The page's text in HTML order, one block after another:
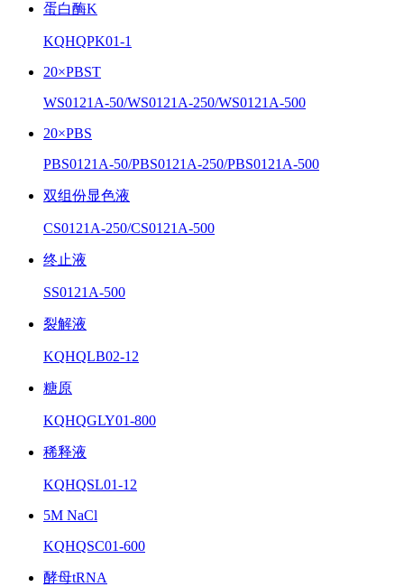
蛋白酶K
KQHQPK01-1
20×PBST
WS0121A-50/WS0121A-250/WS0121A-500
20×PBS
PBS0121A-50/PBS0121A-250/PBS0121A-500
双组份显色液
CS0121A-250/CS0121A-500
终止液
SS0121A-500
裂解液
KQHQLB02-12
糖原
KQHQGLY01-800
稀释液
KQHQSL01-12
5M NaCl
KQHQSC01-600
酵母tRNA